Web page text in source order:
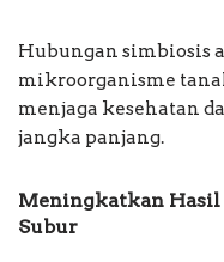
Hubungan simbiosis
mikroorganisme
menjaga kesehatan
jangka panjang.
Meningkatkan Hasil
Subur